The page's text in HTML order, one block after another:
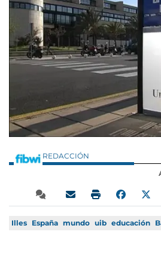
REDACCIÓN
Illes España mundo uib educación